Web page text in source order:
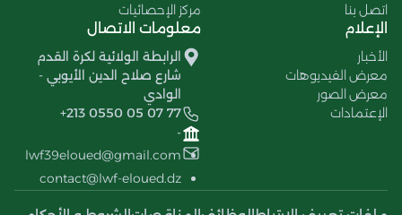
اتصل بنا
مركز الإحصائيات
الإعلام
الأخبار
معرض الفيديوهات
معرض الصور
الإعتمادات
معلومات الاتصال
الرابطة الولائية لكرة القدم
شارع صلاح الدين الأيوبي -
الوادي
+213 0550 05 07 77
-
lwf39eloued@gmail.com
contact@lwf-eloued.dz